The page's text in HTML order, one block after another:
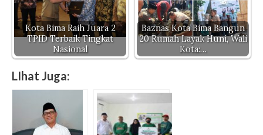
Kota Bima Raih Juara 2
TPID Terbaik Tingkat
Nasional
Baznas Kota Bima Bangun
20 Rumah Layak Huni, Wali
Kota:…
LIhat Juga: